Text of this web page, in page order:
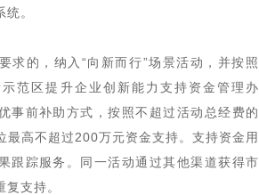
。
的，纳入“向新而行”场景活动，并按照
示范区提升企业创新能力支持资金管理办
事前补助方式，按照不超过活动总经费的
最高不超过200万元资金支持。支持资金用
跟踪服务。同一活动通过其他渠道获得市
支持。